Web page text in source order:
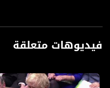
فيديوهات متعلقة